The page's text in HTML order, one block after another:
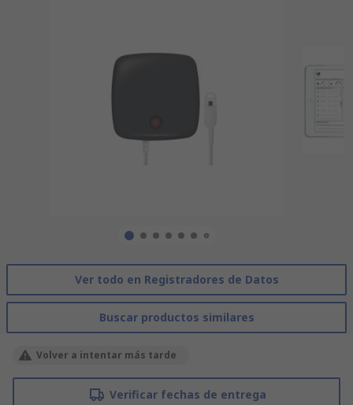
Ver todo en Registradores de Datos
Buscar productos similares
Volver a intentar más tarde
Verificar fechas de entrega